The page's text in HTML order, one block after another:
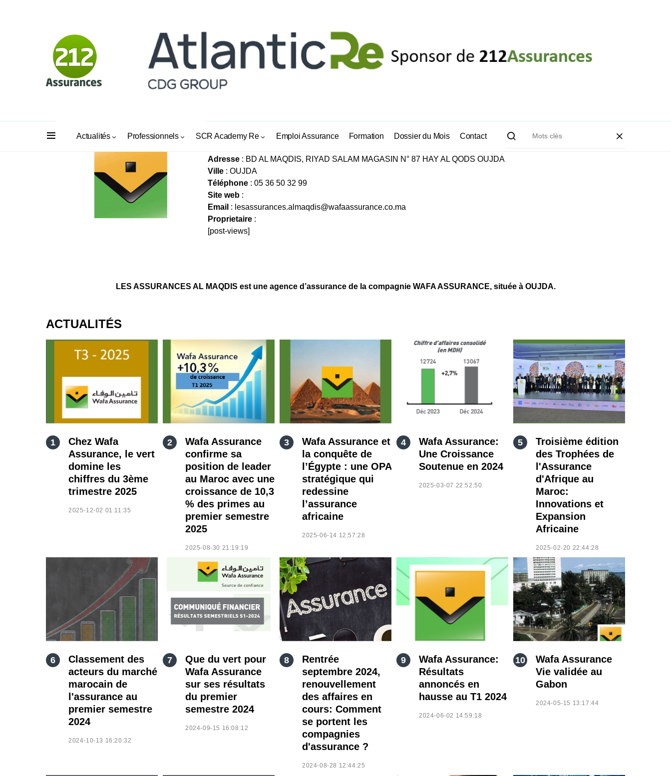
Actualités Professionnels SCR Academy Re Emploi Assurance Formation Dossier du Mois Contact
LES ASSURANCES AL MAQDIS
Adresse : BD AL MAQDIS, RIYAD SALAM MAGASIN N° 87 HAY AL QODS OUJDA
Ville : OUJDA
Téléphone : 05 36 50 32 99
Site web :
Email : lesassurances.almaqdis@wafaassurance.co.ma
Proprietaire :
[post-views]
LES ASSURANCES AL MAQDIS est une agence d’assurance de la compagnie WAFA ASSURANCE, située à OUJDA.
ACTUALITÉS
Chez Wafa
Assurance, le vert
domine les
chiffres du 3ème
trimestre 2025
2025-12-02 01:11:35
Wafa Assurance
confirme sa
position de leader
au Maroc avec une
croissance de 10,3
% des primes au
premier semestre
2025
2025-08-30 21:19:19
Wafa Assurance et
la conquête de
l’Égypte : une OPA
stratégique qui
redessine
l’assurance
africaine
2025-06-14 12:57:28
Wafa Assurance:
Une Croissance
Soutenue en 2024
2025-03-07 22:52:50
Troisième édition
des Trophées de
l'Assurance
d'Afrique au
Maroc:
Innovations et
Expansion
Africaine
2025-02-20 22:44:28
Classement des
acteurs du marché
marocain de
l'assurance au
premier semestre
2024
2024-10-13 16:20:32
Que du vert pour
Wafa Assurance
sur ses résultats
du premier
semestre 2024
2024-09-15 16:08:12
Rentrée
septembre 2024,
renouvellement
des affaires en
cours: Comment
se portent les
compagnies
d'assurance ?
2024-08-28 12:44:25
Wafa Assurance:
Résultats
annoncés en
hausse au T1 2024
2024-06-02 14:59:18
Wafa Assurance
Vie validée au
Gabon
2024-05-15 13:17:44